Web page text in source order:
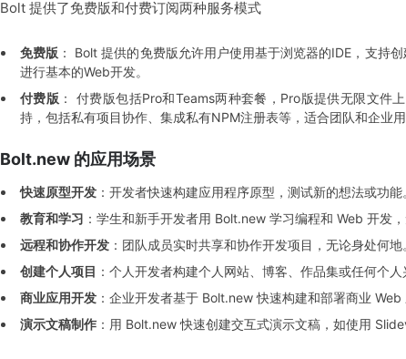
Bolt 提供了免费版和付费订阅两种服务模式
免费版 ： Bolt 提供的免费版允许用户使用基于浏览器的IDE，支持
进行基本的Web开发。
付费版 ： 付费版包括Pro和Teams两种套餐，Pro版提供无限文件
持，包括私有项目协作、集成私有NPM注册表等，适合团队和企业
Bolt․new 的应用场景
快速原型开发 ：开发者快速构建应用程序原型，测试新的想法或功能
教育和学习 ：学生和新手开发者用 Bolt․new 学习编程和 Web 开发
远程和协作开发 ：团队成员实时共享和协作开发项目，无论身处何地
创建个人项目 ：个人开发者构建个人网站、博客、作品集或任何个人
商业应用开发 ：企业开发者基于 Bolt․new 快速构建和部署商业 Web
演示文稿制作 ：用 Bolt․new 快速创建交互式演示文稿，如使用